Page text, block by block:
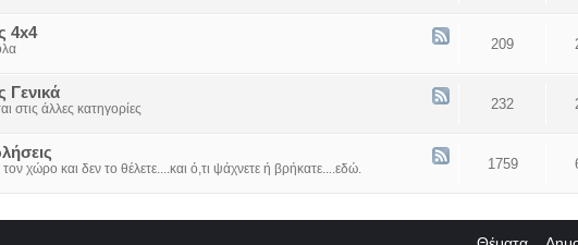
4x4
209
Γενικά
στις άλλες κατηγορίες 232
τον χώρο και δεν το θέλετε....και ό,τι ψάχνετε ή βρήκατε....εδώ. 1759